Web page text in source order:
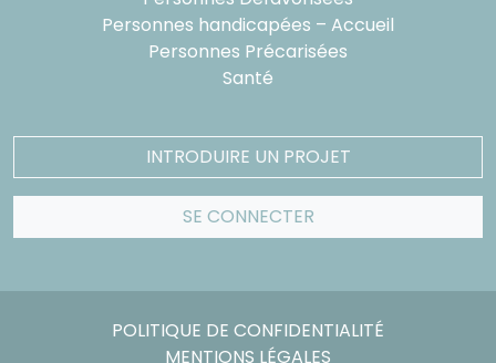
Personnes handicapées – Accueil
Personnes Précarisées
Santé
INTRODUIRE UN PROJET
SE CONNECTER
POLITIQUE DE CONFIDENTIALITÉ
MENTIONS LÉGALES